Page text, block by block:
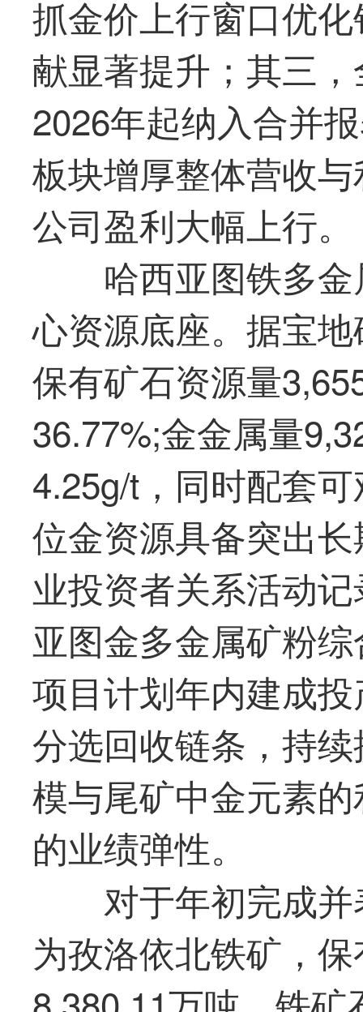
抓金价上行窗口优
献显著提升；其三
2026年起纳入合并
板块增厚整体营收
公司盈利大幅上行。
哈西亚图铁多
心资源底座。据宝
保有矿石资源量
36.77%;金金属量
4.25g/t，同时配套
位金资源具备突出
业投资者关系活动
亚图金多金属矿粉
项目计划年内建成
分选回收链条，持
模与尾矿中金元素
的业绩弹性。
对于年初完成
为孜洛依北铁矿，